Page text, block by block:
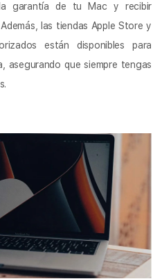
la garantía de tu Mac y recibir
las tiendas Apple Store y
están disponibles para
asegurando que siempre tengas